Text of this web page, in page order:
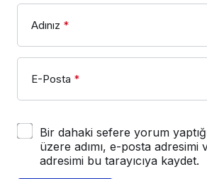
Adınız *
E-Posta *
Bir dahaki sefere yorum
üzere adımı, e-posta adresimi
adresimi bu tarayıcıya kaydet.